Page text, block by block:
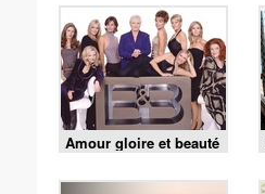
Amour gloire et beauté